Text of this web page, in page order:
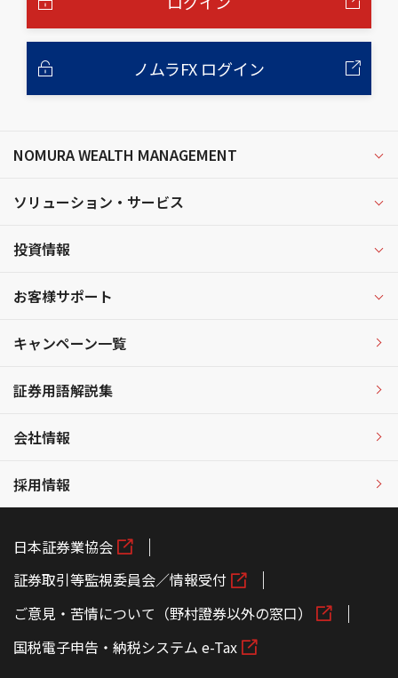
ノムラFX ログイン
NOMURA WEALTH MANAGEMENT
ソリューション・サービス
投資情報
お客様サポート
キャンペーン一覧
証券用語解説集
会社情報
採用情報
日本証券業協会
証券取引等監視委員会／情報受付
ご意見・苦情について（野村證券以外の窓口）
国税電子申告・納税システム e-Tax